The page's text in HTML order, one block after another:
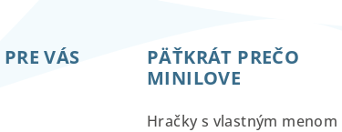
VÁS
PÄŤKRÁT PREČO
MINILOVE
Hračky s vlastným menom